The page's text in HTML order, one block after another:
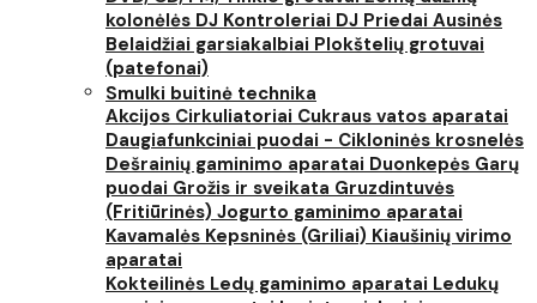
kolonėlės DJ Kontroleriai DJ Priedai Ausinės
Belaidžiai garsiakalbiai Plokštelių grotuvai
(patefonai)
Smulki buitinė technika
Akcijos Cirkuliatoriai Cukraus vatos aparatai
Daugiafunkciniai puodai - Cikloninės krosnelės
Dešrainių gaminimo aparatai Duonkepės Garų
puodai Grožis ir sveikata Gruzdintuvės
(Fritiūrinės) Jogurto gaminimo aparatai
Kavamalės Kepsninės (Griliai) Kiaušinių virimo
aparatai
Kokteilinės Ledų gaminimo aparatai Ledukų